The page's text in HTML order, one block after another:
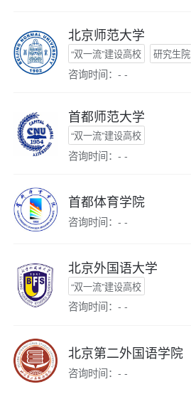
北京师范大学
“双一流”建设高校 研究生院
咨询时间：- -
首都师范大学
“双一流”建设高校
咨询时间：- -
首都体育学院
咨询时间：- -
北京外国语大学
“双一流”建设高校
咨询时间：- -
北京第二外国语学院
咨询时间：- -